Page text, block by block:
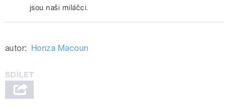
jsou naši miláčci.
autor: Honza Macoun